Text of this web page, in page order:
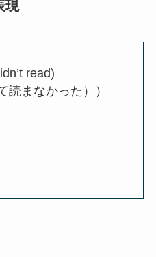
現
read)
読まなかった））